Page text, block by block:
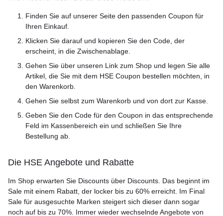
Finden Sie auf unserer Seite den passenden Coupon für
Ihren Einkauf.
Klicken Sie darauf und kopieren Sie den Code, der
erscheint, in die Zwischenablage.
Gehen Sie über unseren Link zum Shop und legen Sie alle
Artikel, die Sie mit dem HSE Coupon bestellen möchten, in
den Warenkorb.
Gehen Sie selbst zum Warenkorb und von dort zur Kasse.
Geben Sie den Code für den Coupon in das entsprechende
Feld im Kassenbereich ein und schließen Sie Ihre
Bestellung ab.
Die HSE Angebote und Rabatte
Im Shop erwarten Sie Discounts über Discounts. Das beginnt im
Sale mit einem Rabatt, der locker bis zu 60% erreicht. Im Final
Sale für ausgesuchte Marken steigert sich dieser dann sogar
noch auf bis zu 70%. Immer wieder wechselnde Angebote von